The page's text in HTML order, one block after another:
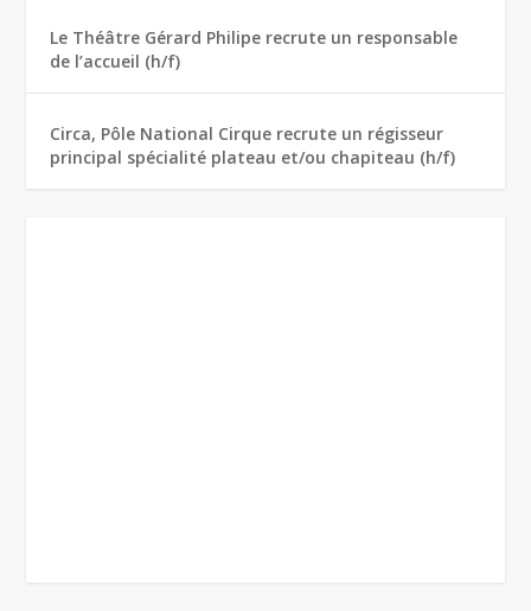
Le Théâtre Gérard Philipe recrute un responsable
de l’accueil (h/f)
Circa, Pôle National Cirque recrute un régisseur
principal spécialité plateau et/ou chapiteau (h/f)